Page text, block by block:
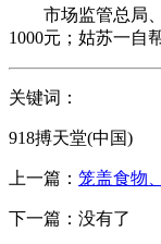
市场监管总局、
1000元；姑苏一自
关键词：
918搏天堂(中国)
上一篇： 笼盖食物
下一篇：没有了